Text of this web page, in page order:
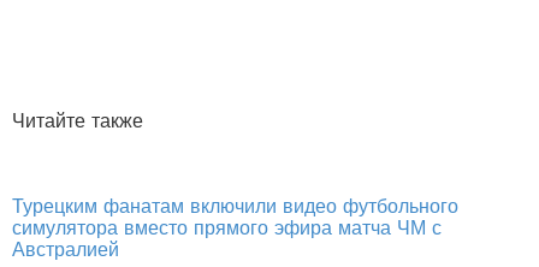
Читайте также
Турецким фанатам включили видео футбольного
симулятора вместо прямого эфира матча ЧМ с
Австралией